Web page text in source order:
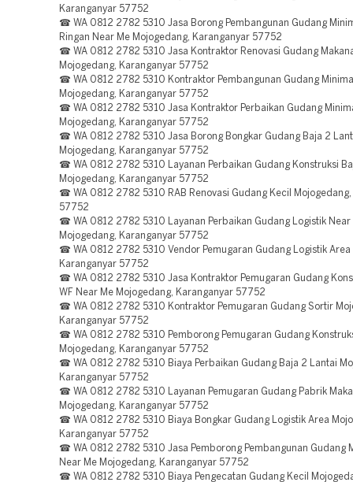
Karanganyar 57752
☎ WA 0812 2782 5310 Jasa Borong Pembangunan Gudang
Ringan Near Me Mojogedang, Karanganyar 57752
☎ WA 0812 2782 5310 Jasa Kontraktor Renovasi Gudang
Mojogedang, Karanganyar 57752
☎ WA 0812 2782 5310 Kontraktor Pembangunan Gudang
Mojogedang, Karanganyar 57752
☎ WA 0812 2782 5310 Jasa Kontraktor Perbaikan Gudang
Mojogedang, Karanganyar 57752
☎ WA 0812 2782 5310 Jasa Borong Bongkar Gudang Baja 2
Mojogedang, Karanganyar 57752
☎ WA 0812 2782 5310 Layanan Perbaikan Gudang Konstruksi
Mojogedang, Karanganyar 57752
☎ WA 0812 2782 5310 RAB Renovasi Gudang Kecil
57752
☎ WA 0812 2782 5310 Layanan Perbaikan Gudang Logistik Near
Mojogedang, Karanganyar 57752
☎ WA 0812 2782 5310 Vendor Pemugaran Gudang Logistik Area
Karanganyar 57752
☎ WA 0812 2782 5310 Jasa Kontraktor Pemugaran Gudang
WF Near Me Mojogedang, Karanganyar 57752
☎ WA 0812 2782 5310 Kontraktor Pemugaran Gudang Sortir
Karanganyar 57752
☎ WA 0812 2782 5310 Pemborong Pemugaran Gudang
Mojogedang, Karanganyar 57752
☎ WA 0812 2782 5310 Biaya Perbaikan Gudang Baja 2 Lantai
Karanganyar 57752
☎ WA 0812 2782 5310 Layanan Pemugaran Gudang Pabrik
Mojogedang, Karanganyar 57752
☎ WA 0812 2782 5310 Biaya Bongkar Gudang Logistik Area
Karanganyar 57752
☎ WA 0812 2782 5310 Jasa Pemborong Pembangunan Gudang
Near Me Mojogedang, Karanganyar 57752
☎ WA 0812 2782 5310 Biaya Pengecatan Gudang Kecil